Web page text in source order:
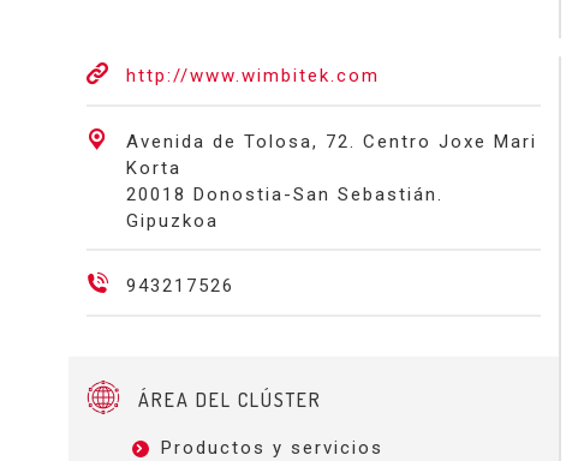
http://www.wimbitek.com
Avenida de Tolosa, 72. Centro Joxe Mari
Korta
20018 Donostia-San Sebastián.
Gipuzkoa
943217526
ÁREA DEL CLÚSTER
Productos y servicios